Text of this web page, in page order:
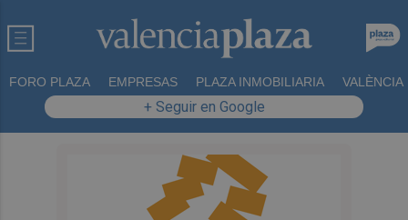
FORO PLAZA EMPRESAS PLAZA INMOBILIARIA VALÈNCIA
+ Seguir en Google